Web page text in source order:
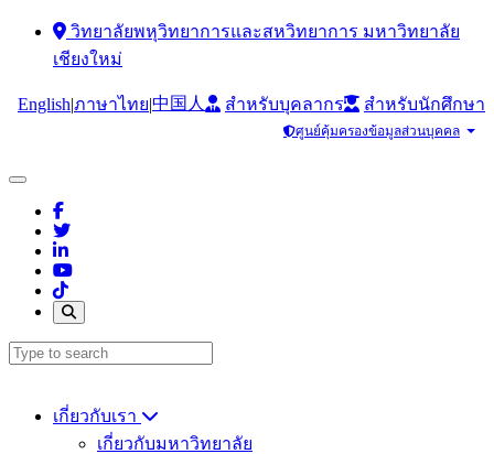
วิทยาลัยพหุวิทยาการและสหวิทยาการ มหาวิทยาลัย
เชียงใหม่
English|ภาษาไทย|中国人 สำหรับบุคลากร สำหรับนักศึกษา
ศูนย์คุ้มครองข้อมูลส่วนบุคคล
เกี่ยวกับเรา
เกี่ยวกับมหาวิทยาลัย